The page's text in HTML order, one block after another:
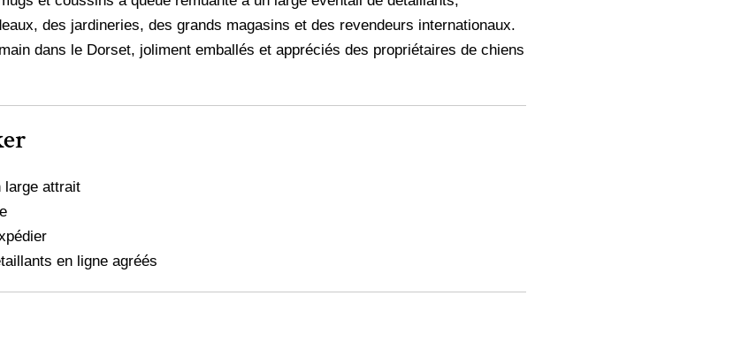
des jardineries, des grands magasins et des revendeurs internationaux.
dans le Dorset, joliment emballés et appréciés des propriétaires de chiens
large attrait
en ligne agréés